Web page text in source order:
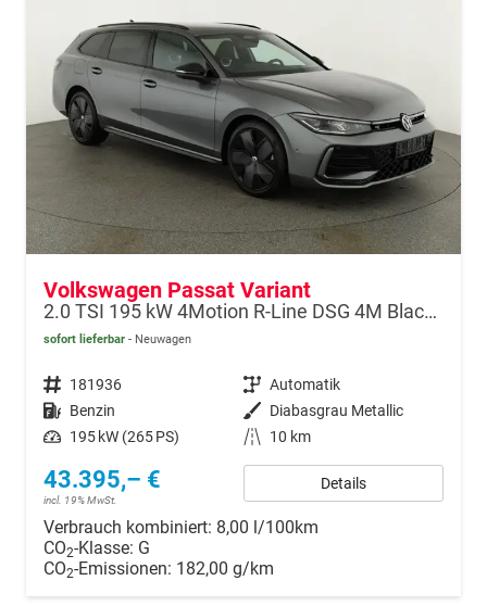
Volkswagen Passat Variant
2.0 TSI 195 kW 4Motion R-Line DSG 4M Black, HUD, AHK, Navi, IQ.Light, AreaView, Winter, el. Klappe, sofort
sofort lieferbar Neuwagen
Fahrzeugnr. 181936 Getriebe Automatik
Kraftstoff Benzin Außenfarbe Diabasgrau Metallic
Leistung 195 kW (265 PS) Kilometerstand 10 km
43.395,– €
incl. 19% MwSt.
Details
Verbrauch kombiniert: 8,00 l/100km
CO2-Klasse: G
CO2-Emissionen: 182,00 g/km